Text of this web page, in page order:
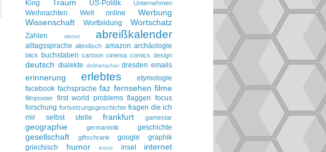
King
Traum US-Politik Unternehmen
Weihnachten Welt online
Werbung
Wissenschaft
Wortbildung Wortschatz
Zahlen about abreißkalender
alltagssprache altindisch amazon archäologie
blick buchstaben cartoon cinema comics design
deutsch dialekte dolmetscher dresden emails
erinnerung erlebtes
etymologie
facebook fachsprache faz fernsehen filme
filmposter first world problems flaggen focus
forschung fortsetzungsgeschichte fragen die ich
mir selbst stelle
frankfurt gamestar
geographie germanistik geschichte
gesellschaft giftschrank google
graphik
griechisch
humor icons insel internet